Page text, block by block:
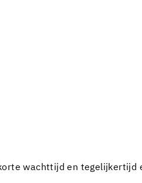
wachttijd en tegelijkertijd